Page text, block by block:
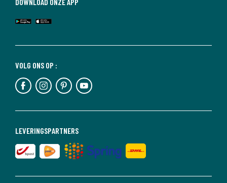
LEVERINGSPARTNERS
VOLG ONS OP :